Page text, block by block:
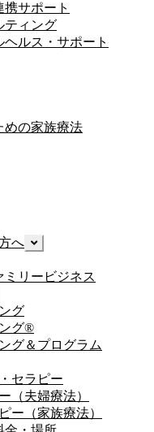
サポート
ティング
ルス・サポート
めの家族療法
へ サ
メ
を
展
ミリービジネス
グ
グ®︎
グ＆プログラム
セラピー
（夫婦療法）
ー（家族療法）